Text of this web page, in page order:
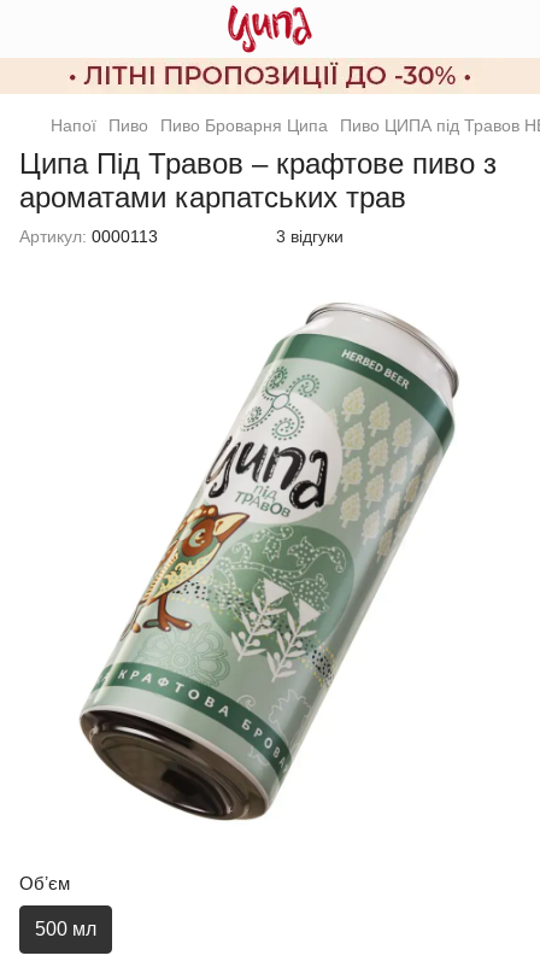
Напої Пиво Пиво Броварня Ципа Пиво ЦИПА під Травов
Ципа Під Травов – крафтове пиво з
ароматами карпатських трав
Артикул: 0000113 3 відгуки
Обʼєм
500 мл